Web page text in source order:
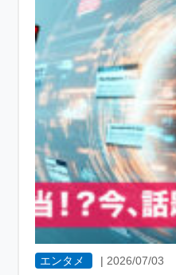
エンタメ | 2026/07/03